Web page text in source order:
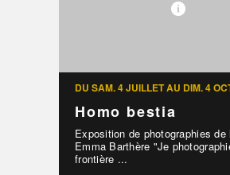
DU SAM. 4 JUILLET AU DIM. 4
Homo bestia
Exposition de photographies de
Emma Barthère "Je
frontière ...